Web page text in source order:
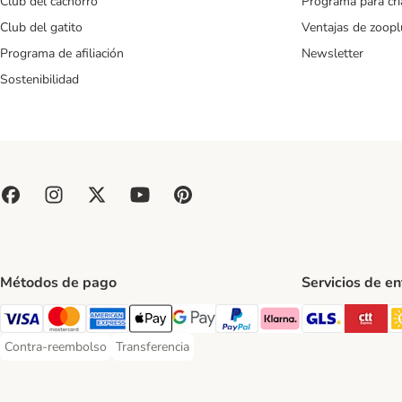
Club del gatito
Programa de afiliación
Sostenibilidad
Ventajas de
Newsletter
Métodos de pago
Visa Payment Method
Mastercard Payment Method
American Express Payment Method
Apple Pay Payment Method
Google Pay Payment Method
PayPal Payment Method
Klarna Payment Method
Contra-reembolso
Contra-reembolso Payment Method
Transferencia
Transferencia Payment Method
Servicios de
GLS